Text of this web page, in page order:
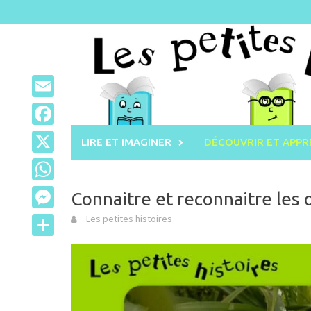
to
LIRE ET IMAGINER DÉCOUVRIR ET
Connaitre et reconnaitre les
Les petites histoires
Email
Facebook
X
WhatsApp
Messenger
Partager